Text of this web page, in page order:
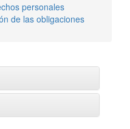
personales
de las obligaciones